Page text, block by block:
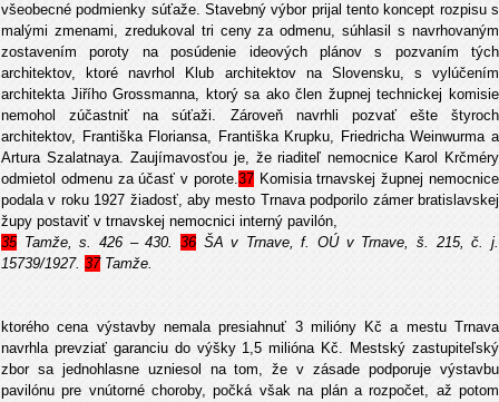
všeobecné podmienky súťaže. Stavebný výbor prijal tento koncept rozpisu s
malými zmenami, zredukoval tri ceny za odmenu, súhlasil s navrhovaným
zostavením poroty na posúdenie ideových plánov s pozvaním tých
architektov, ktoré navrhol Klub architektov na Slovensku, s vylúčením
architekta Jiřího Grossmanna, ktorý sa ako člen župnej technickej komisie
nemohol zúčastniť na súťaži. Zároveň navrhli pozvať ešte štyroch
architektov, Františka Floriansa, Františka Krupku, Friedricha Weinwurma a
Artura Szalatnaya. Zaujímavosťou je, že riaditeľ nemocnice Karol Krčméry
odmietol odmenu za účasť v porote.37Komisia trnavskej župnej nemocnice
podala v roku 1927 žiadosť, aby mesto Trnava podporilo zámer bratislavskej
župy postaviť v trnavskej nemocnici interný pavilón,
35Tamže, s. 426 – 430. 36ŠA v Trnave, f. OÚ v Trnave, š. 215, č. j.
15739/1927. 37Tamže.
ktorého cena výstavby nemala presiahnuť 3 milióny Kč a mestu Trnava
navrhla prevziať garanciu do výšky 1,5 milióna Kč. Mestský zastupiteľský
zbor sa jednohlasne uzniesol na tom, že v zásade podporuje výstavbu
pavilónu pre vnútorné choroby, počká však na plán a rozpočet, až potom